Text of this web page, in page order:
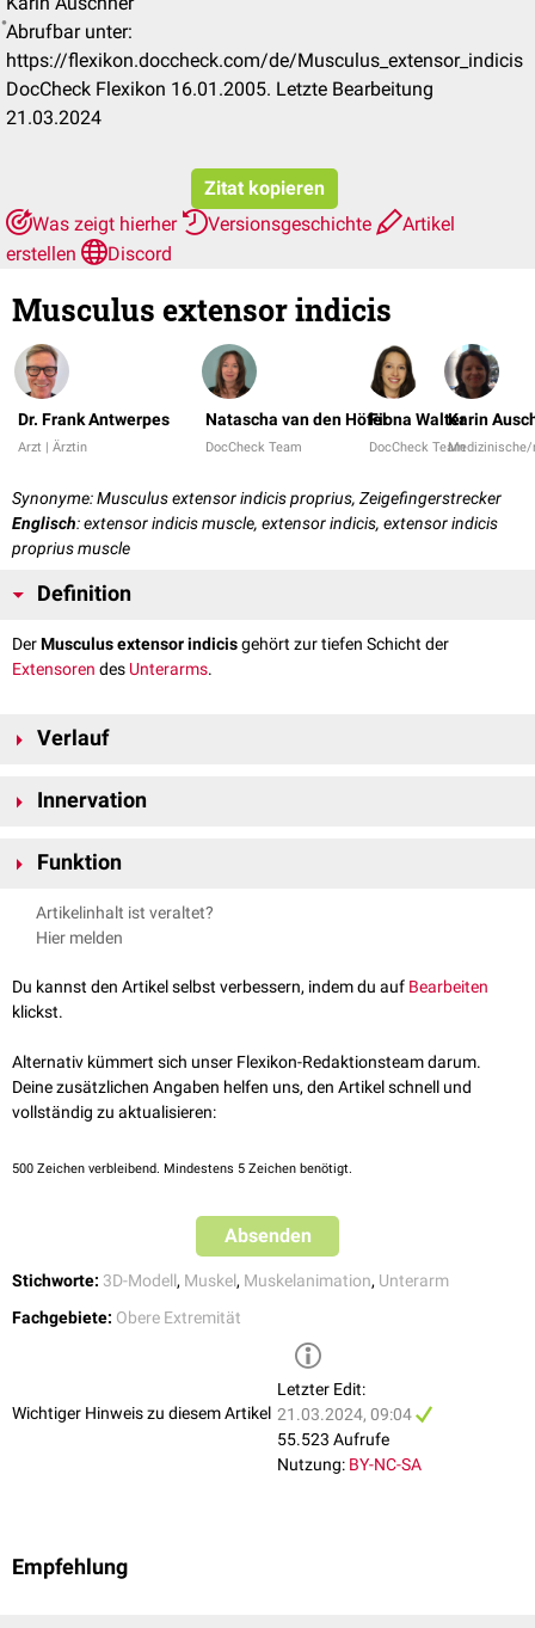
Abrufbar unter:
https://flexikon.doccheck.com/de/Musculus_extensor_indicis
DocCheck Flexikon 16.01.2005. Letzte Bearbeitung
21.03.2024
Zitat kopieren
Was zeigt hierher
Versionsgeschichte
Artikel
erstellen
Discord
Musculus extensor indicis
Dr. Frank Antwerpes
Arzt | Ärztin
Natascha van den Höfel
DocCheck Team
Fiona Walter
DocCheck Team
Karin
Synonyme: Musculus extensor indicis proprius, Zeigefingerstrecker
Englisch: extensor indicis muscle, extensor indicis, extensor indicis
proprius muscle
Definition
DerMusculus extensor indicisgehört zur tiefen Schicht der
Extensoren des Unterarms.
Verlauf
Membrana interossea antebrachii
Sehnenfach des
Sehne des
Musculus extensor digitorum
Zeigefingers (Digitus II) an.
Innervation
mit Fasern aus den Segmenten
Funktion
Der Musculus extensor indicis bewirkt eine
Zeigefingers.
Artikelinhalt ist veraltet?
Hier melden
Du kannst den Artikel selbst verbessern, indem du auf Bearbeiten
klickst.
Alternativ kümmert sich unser Flexikon-Redaktionsteam darum.
Deine zusätzlichen Angaben helfen uns, den Artikel schnell und
vollständig zu aktualisieren:
500 Zeichen verbleibend. Mindestens 5 Zeichen benötigt.
Absenden
Stichworte: 3D-Modell, Muskel, Muskelanimation, Unterarm
Fachgebiete: Obere Extremität
Wichtiger Hinweis zu diesem Artikel
Letzter Edit:
21.03.2024, 09:04
55.523 Aufrufe
Nutzung: BY-NC-SA
Empfehlung